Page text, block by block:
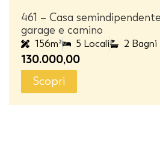
461 – Casa
garage e camino
156m² 5 Locali 2 Bagni
130.000,00
Scopri